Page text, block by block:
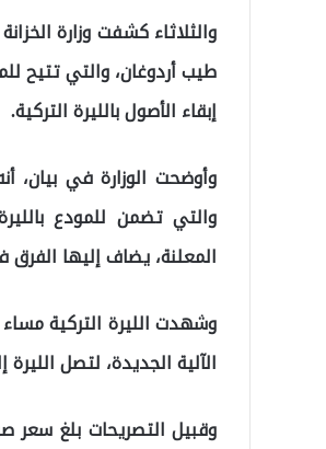
والثلاثاء كشفت وزارة
طيب أردوغان، والتي تتيح
إبقاء الأصول بالليرة التركية.
وأوضحت الوزارة في بيان،
والتي تضمن للمودع
المعلنة، يضاف إليها
الآلية الجديدة، لتصل الليرة إلى 12.2756 مقابل الدولار